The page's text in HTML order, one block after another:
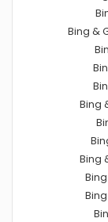
Bing &
Bing
Bing